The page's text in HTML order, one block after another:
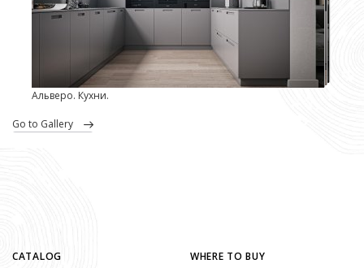
Альверо. Кухни.
go to Gallery
CATALOG
WHERE TO BUY